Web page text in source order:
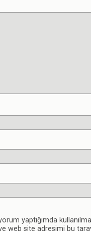
yaptığımda
web site adresimi bu